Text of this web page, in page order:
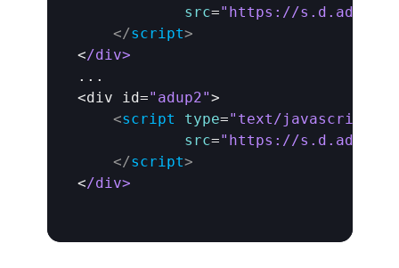
src="https://s.d.adup-
</script>
</div>
...
<div id="adup2">
<script type="text/javascript"
src="https://s.d.adup-
</script>
</div>